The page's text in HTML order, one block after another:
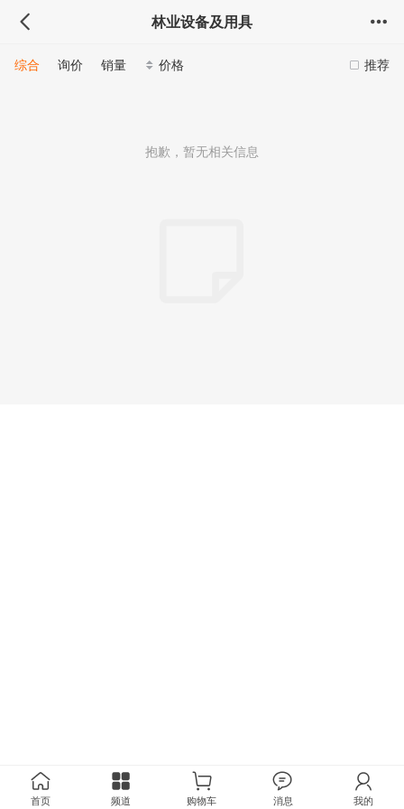
林业设备及用具
推荐
综合 询价 销量 价格
抱歉，暂无相关信息
首页 频道 购物车 消息 我的